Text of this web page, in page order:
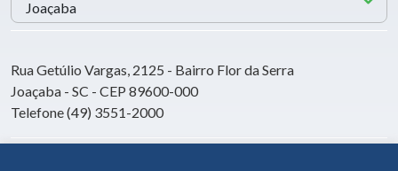
Rua Getúlio Vargas, 2125 - Bairro Flor da Serra
Joaçaba - SC - CEP 89600-000
Telefone (49) 3551-2000